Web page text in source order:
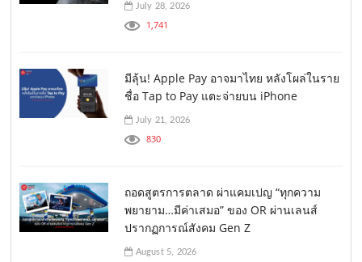
July 28, 2026
1,741
มีลุ้น! Apple Pay อาจมาไทย หลังโผล่ในราย
ชื่อ Tap to Pay แตะจ่ายบน iPhone
July 21, 2026
830
ถอดสูตรการตลาด ผ่าแคมเปญ “ทุกความ
พยายาม…มีค่าเสมอ” ของ OR ผ่านเลนส์
ปรากฏการณ์สังคม Gen Z
August 5, 2026